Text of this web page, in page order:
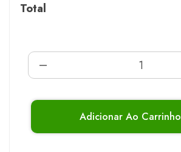
Total
Adicionar Ao Carrinho